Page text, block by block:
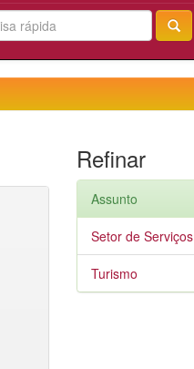
Refinar
Assunto
Setor de Serviços
Turismo